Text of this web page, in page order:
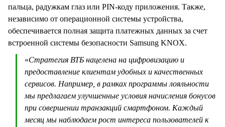
пальца, радужкам глаз или PIN-коду приложения. Также,
независимо от операционной системы устройства,
обеспечивается полная защита платежных данных за счет
встроенной системы безопасности Samsung KNOX.
«Стратегия ВТБ нацелена на цифровизацию и
предоставление клиентам удобных и качественных
сервисов. Например, в рамках программы лояльности
мы предлагаем улучшенные условия начисления бонусов
при совершении транзакций смартфоном. Каждый
месяц мы наблюдаем рост интереса пользователей к